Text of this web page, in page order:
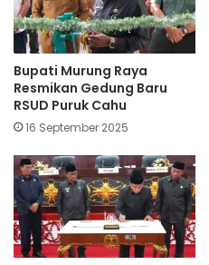
Bupati Murung Raya
Resmikan Gedung Baru
RSUD Puruk Cahu
16 September 2025